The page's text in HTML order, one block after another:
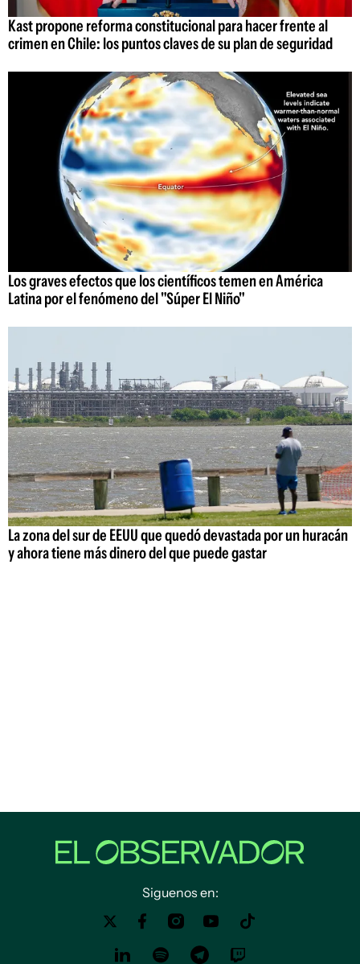
Kast propone reforma constitucional para hacer frente al
crimen en Chile: los puntos claves de su plan de seguridad
Los graves efectos que los científicos temen en América
Latina por el fenómeno del "Súper El Niño"
La zona del sur de EEUU que quedó devastada por un huracán
y ahora tiene más dinero del que puede gastar
Siguenos en: